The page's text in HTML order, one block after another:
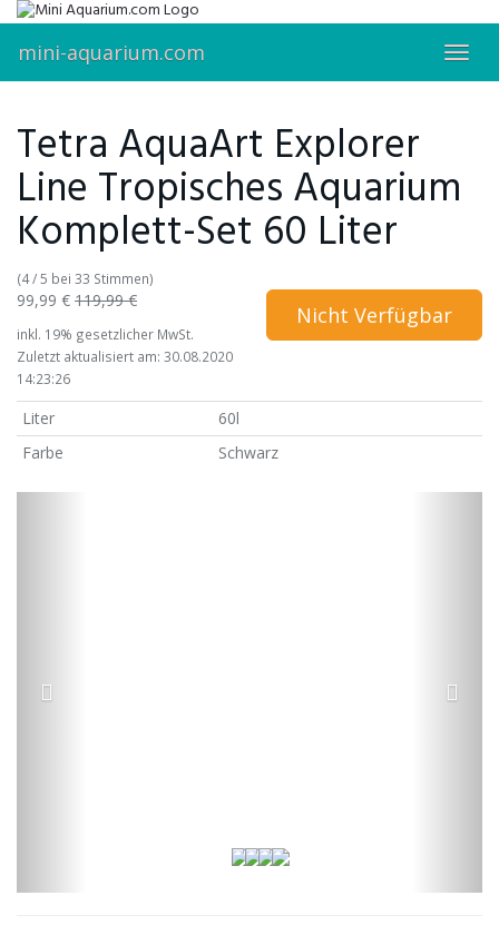
Skip
main
content
mini-aquarium.com
Tetra AquaArt Explorer
Line Tropisches Aquarium
Komplett-Set 60 Liter
(4 / 5 bei 33 Stimmen)
99,99 € 119,99 €
inkl. 19% gesetzlicher MwSt.
Zuletzt aktualisiert am: 30.08.2020
14:23:26
Nicht Verfügbar
Liter
60l
Farbe
Schwarz